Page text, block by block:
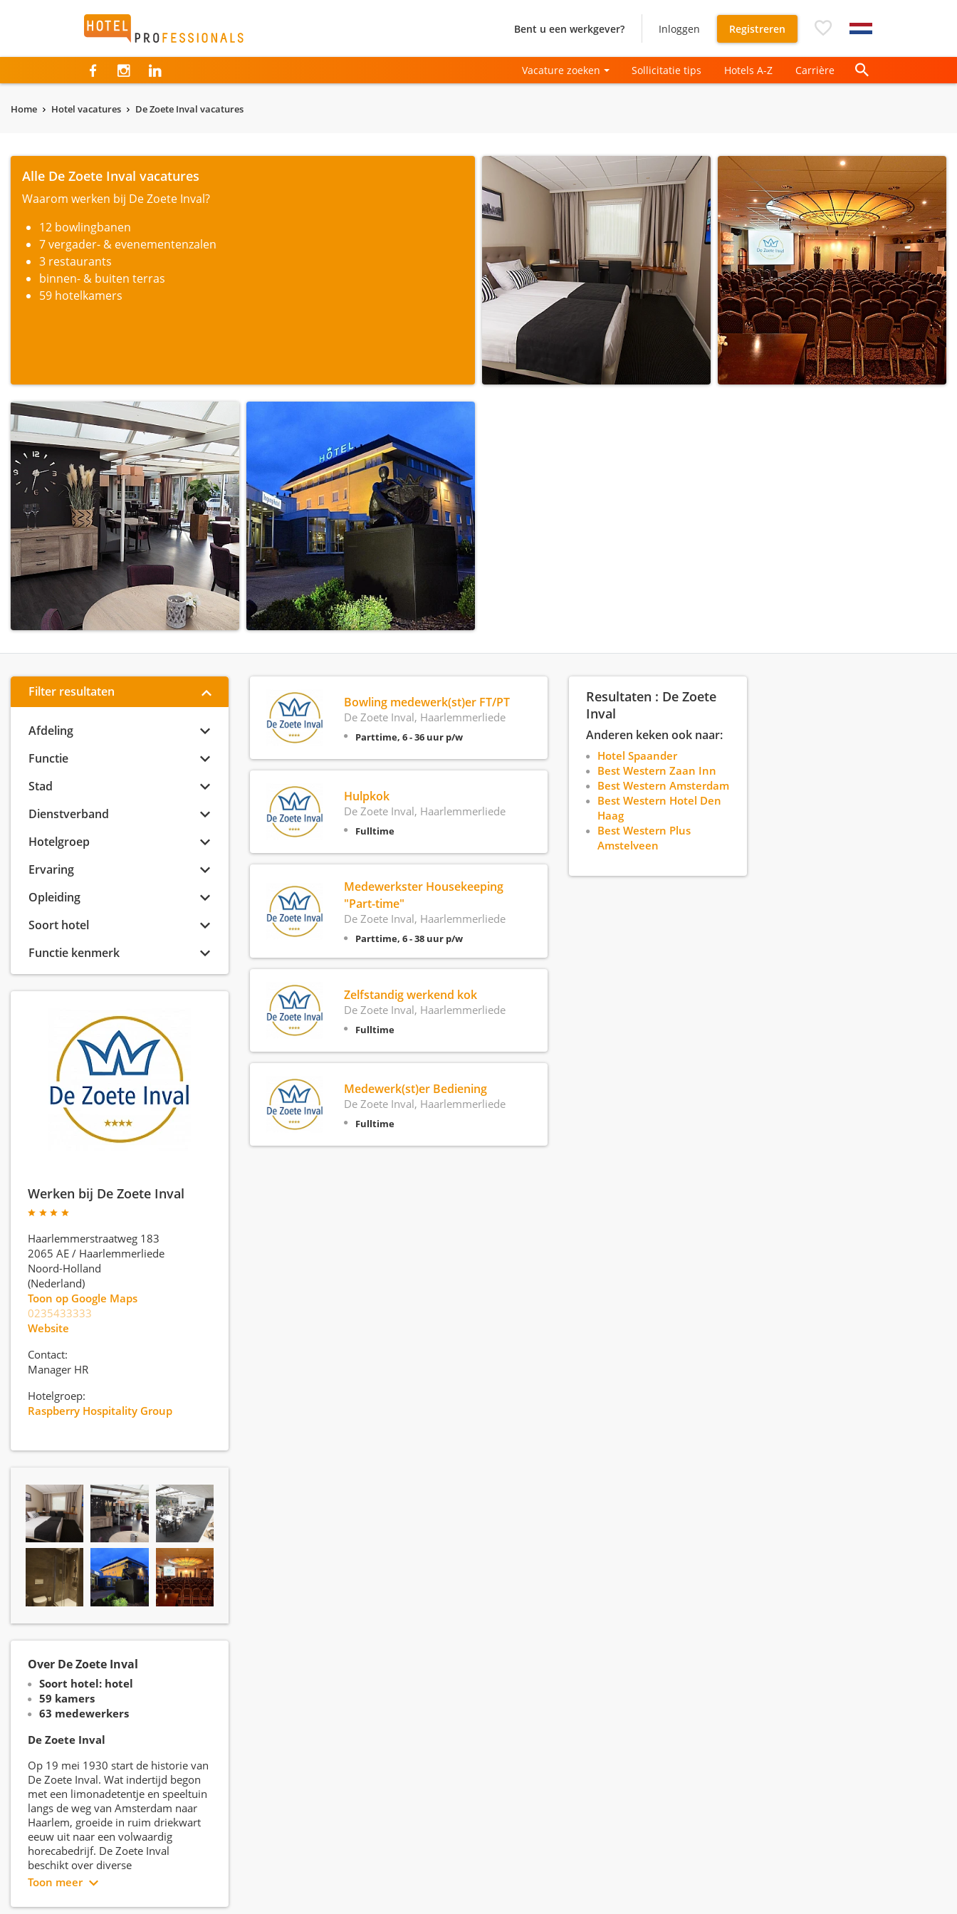
Hotelprofessionals Bent u een werkgever? Inloggen Registreren
Vacature zoeken Sollicitatie tips Hotels A-Z Carrière
Home Hotel vacatures De Zoete Inval vacatures
Alle De Zoete Inval vacatures
Waarom werken bij De Zoete Inval?
12 bowlingbanen
7 vergader- & evenementenzalen
3 restaurants
binnen- & buiten terras
59 hotelkamers
Filter resultaten
Afdeling
Functie
Stad
Dienstverband
Hotelgroep
Ervaring
Opleiding
Soort hotel
Functie kenmerk
Werken bij De Zoete Inval
Haarlemmerstraatweg 183
2065 AE / Haarlemmerliede
Noord-Holland
(Nederland)
Toon op Google Maps
0235433333
Website
Contact:
Manager HR
Hotelgroep:
Raspberry Hospitality Group
Over De Zoete Inval
Soort hotel: hotel
59 kamers
63 medewerkers
De Zoete Inval
Op 19 mei 1930 start de historie van
De Zoete Inval. Wat indertijd begon
met een limonadetentje en speeltuin
langs de weg van Amsterdam naar
Haarlem, groeide in ruim driekwart
eeuw uit naar een volwaardig
horecabedrijf. De Zoete Inval
beschikt over diverse
multifunctionele zalen, restaurants,
bowlingbanen en een 4**** hotel
Toon meer
Bowling medewerk(st)er FT/PT
De Zoete Inval, Haarlemmerliede
Parttime, 6 - 36 uur p/w
Hulpkok
De Zoete Inval, Haarlemmerliede
Fulltime
Medewerkster Housekeeping
"Part-time"
De Zoete Inval, Haarlemmerliede
Parttime, 6 - 38 uur p/w
Zelfstandig werkend kok
De Zoete Inval, Haarlemmerliede
Fulltime
Medewerk(st)er Bediening
De Zoete Inval, Haarlemmerliede
Fulltime
Resultaten : De Zoete
Inval
Anderen keken ook naar:
Hotel Spaander
Best Western Zaan Inn
Best Western Amsterdam
Best Western Hotel Den
Haag
Best Western Plus
Amstelveen